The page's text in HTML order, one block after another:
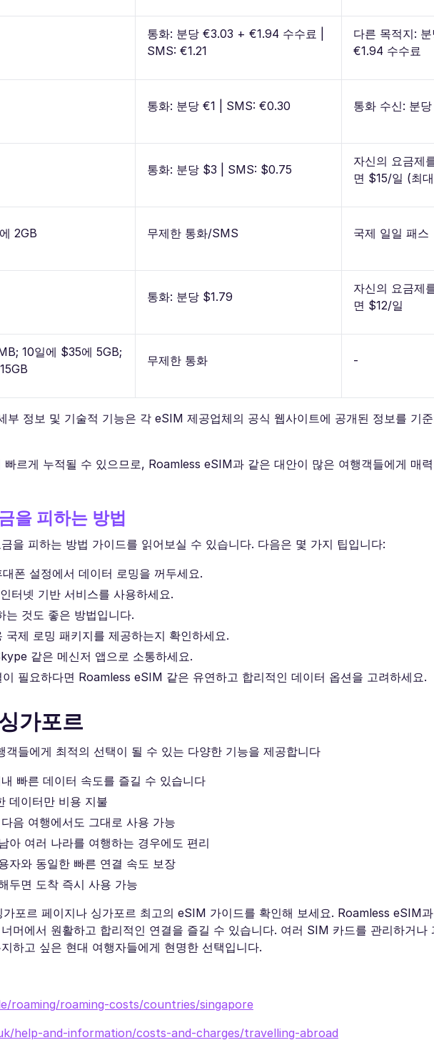
통화: 분당 €3.03 + €1.94 수수료 |
SMS: €1.21
다른 목적지:
€1.94 수수료
통화: 분당 €1 | SMS: €0.30 통화 수신: 분
통화: 분당 $3 | SMS: $0.75
자신의 요금제
면 $15/일 (최
2GB 무제한 통화/SMS 국제 일일 패스
통화: 분당 $1.79
자신의 요금제
면 $12/일
10일에 $35에 5GB;
무제한 통화 -
부 정보 및 기술적 기능은 각 eSIM 제공업체의 공식 웹사이트에 공개된 정보를 기
르게 누적될 수 있으므로, Roamless eSIM과 같은 대안이 많은 여행객들에게 매
을 피하는 방법
을 피하는 방법 가이드를 읽어보실 수 있습니다. 다음은 몇 가지 팁입니다:
폰 설정에서 데이터 로밍을 꺼두세요.
터넷 기반 서비스를 사용하세요.
는 것도 좋은 방법입니다.
국제 로밍 패키지를 제공하는지 확인하세요.
같은 메신저 앱으로 소통하세요.
필요하다면 Roamless eSIM 같은 유연하고 합리적인 데이터 옵션을 고려하세요.
가포르
들에게 최적의 선택이 될 수 있는 다양한 기능을 제공합니다
빠른 데이터 속도를 즐길 수 있습니다
데이터만 비용 지불
음 여행에서도 그대로 사용 가능
아 여러 나라를 여행하는 경우에도 편리
자와 동일한 빠른 연결 속도 보장
두면 도착 즉시 사용 가능
포르 페이지나 싱가포르 최고의 eSIM 가이드를 확인해 보세요. Roamless eSIM
머에서 원활하고 합리적인 연결을 즐길 수 있습니다. 여러 SIM 카드를 관리하거나
하고 싶은 현대 여행자들에게 현명한 선택입니다.
roaming/roaming-costs/countries/singapore
help-and-information/costs-and-charges/travelling-abroad